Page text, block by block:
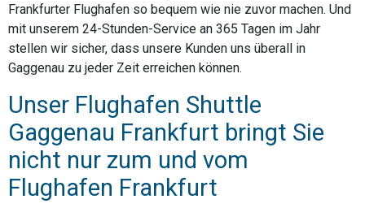
Frankfurter Flughafen so bequem wie nie zuvor machen. Und
mit unserem 24-Stunden-Service an 365 Tagen im Jahr
stellen wir sicher, dass unsere Kunden uns überall in
Gaggenau zu jeder Zeit erreichen können.
Unser Flughafen Shuttle
Gaggenau Frankfurt bringt Sie
nicht nur zum und vom
Flughafen Frankfurt